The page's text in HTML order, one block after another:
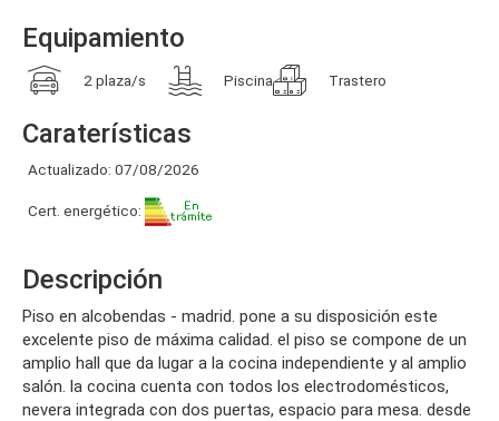
Equipamiento
2 plaza/s Piscina Trastero
Caraterísticas
Actualizado: 07/08/2026
Cert. energético:
Descripción
piso en alcobendas - madrid. pone a su disposición este
excelente piso de máxima calidad. el piso se compone de un
amplio hall que da lugar a la cocina independiente y al amplio
salón. la cocina cuenta con todos los electrodomésticos,
nevera integrada con dos puertas, espacio para mesa. desde